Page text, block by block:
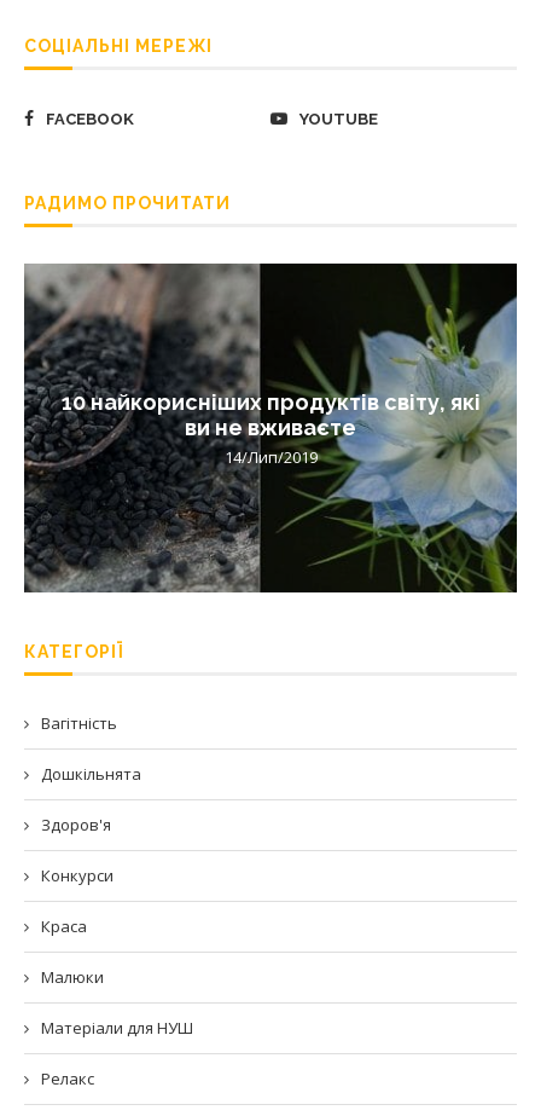
СОЦІАЛЬНІ МЕРЕЖІ
FACEBOOK YOUTUBE
РАДИМО ПРОЧИТАТИ
10 найкорисніших продуктів світу, які
ви не вживаєте
14/Лип/2019
КАТЕГОРІЇ
Вагітність
Дошкільнята
Здоров'я
Конкурси
Краса
Малюки
Матеріали для НУШ
Релакс